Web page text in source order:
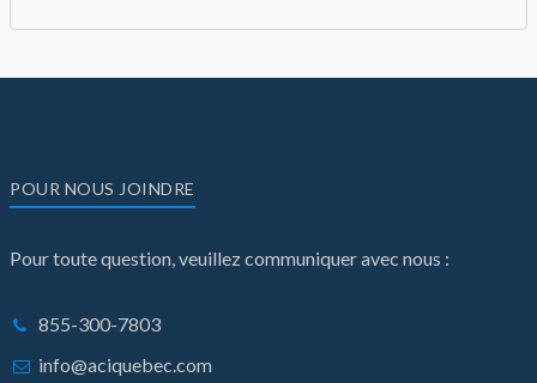
POUR NOUS JOINDRE
Pour toute question, veuillez communiquer avec nous :
855-300-7803
info@aciquebec.com